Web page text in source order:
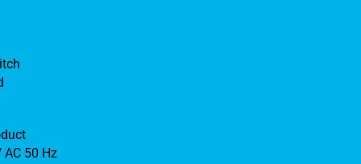
AC 50 Hz